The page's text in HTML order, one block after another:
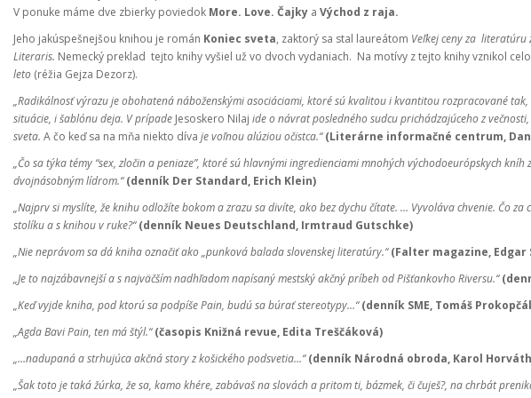
V ponuke máme dve zbierky poviedok More. Love. Čajky a Východ z raja.
Jeho jakúspešnejšou knihou je román Koniec sveta, zaktorý sa stal laureátom Veľkej ceny za literatúru
Literaris. Nemecký preklad tejto knihy vyšiel už vo dvoch vydaniach. Na motívy z tejto knihy vznikol
leto (réžia Gejza Dezorz).
„Radikálnosť výrazu je obohatená náboženskými asociáciami, ktoré sú kvalitou i kvantitou rozpracované
situácie, i šablónu deja. V prípade Jesoskero Nilaj ide o návrat posledného sudcu prichádzajúceho z
sveta. A čo keď sa na mňa niekto díva je voľnou alúziou očistca.“(Literárne informačné centrum,
„Čo sa týka témy “sex, zločin a peniaze”, ktoré sú hlavnými ingredienciami mnohých východoeurópskych
dvojnásobným lídrom.“(denník Der Standard, Erich Klein)
„Najprv si myslíte, že knihu odložíte bokom a zrazu sa divíte, ako bez dychu čítate. … Vyvoláva chvenie. Čo
stolíku a s knihou v ruke?“(denník Neues Deutschland, Irmtraud Gutschke)
„Nie neprávom sa dá kniha označiť ako „punková balada slovenskej literatúry.“(Falter magazine, Edgar
„Je to najzábavnejší a s najväčším nadhľadom napísaný mestský akčný príbeh od Pišťankovho Riversu.“
„Keď vyjde kniha, pod ktorú sa podpíše Pain, budú sa búrať stereotypy…“(denník SME, Tomáš
„Agda Bavi Pain, ten má štýl.“(časopis Knižná revue, Edita Treščáková)
„…nadupaná a strhujúca akčná story z košického podsvetia…“(denník Národná obroda, Karol
„Šak toto je taká žúrka, že sa, kamo khére, zabávaš na slovách a pritom ti, bázmek, či čuješ?, na chrbát